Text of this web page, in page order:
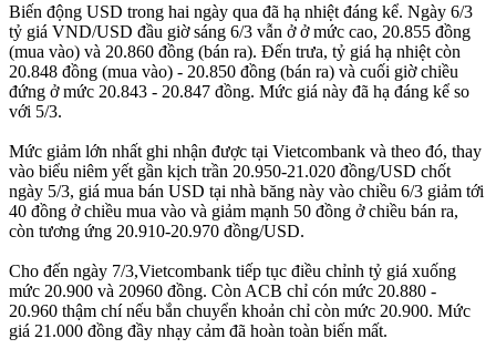
Biến động USD trong hai ngày qua đã hạ nhiệt đáng kể. Ngày 6/3
tỷ giá VND/USD đầu giờ sáng 6/3 vẫn ở ở mức cao, 20.855 đồng
(mua vào) và 20.860 đồng (bán ra). Đến trưa, tỷ giá hạ nhiệt còn
20.848 đồng (mua vào) - 20.850 đồng (bán ra) và cuối giờ chiều
đứng ở mức 20.843 - 20.847 đồng. Mức giá này đã hạ đáng kể so
với 5/3.
Mức giảm lớn nhất ghi nhận được tại Vietcombank và theo đó, thay
vào biểu niêm yết gần kịch trần 20.950-21.020 đồng/USD chốt
ngày 5/3, giá mua bán USD tại nhà băng này vào chiều 6/3 giảm tới
40 đồng ở chiều mua vào và giảm mạnh 50 đồng ở chiều bán ra,
còn tương ứng 20.910-20.970 đồng/USD.
Cho đến ngày 7/3,Vietcombank tiếp tục điều chỉnh tỷ giá xuống
mức 20.900 và 20960 đồng. Còn ACB chỉ cón mức 20.880 -
20.960 thậm chí nếu bắn chuyển khoản chỉ còn mức 20.900. Mức
giá 21.000 đồng đầy nhạ‌y cả‌m đã hoàn toàn biến mất.